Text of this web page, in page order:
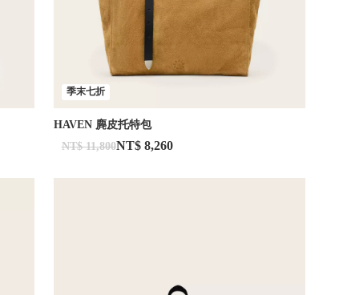
季末七折
HAVEN 麂皮托特包
NT$ 11,800NT$ 8,260